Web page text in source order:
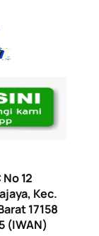
12
Kec.
17158
(IWAN)